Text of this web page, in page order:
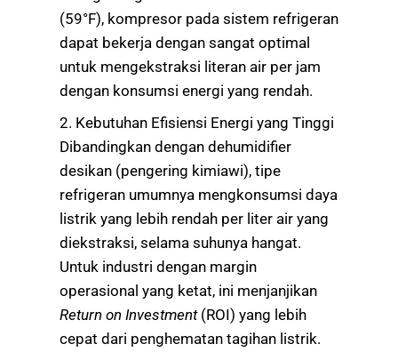
(59°F), kompresor pada sistem refrigeran
dapat bekerja dengan sangat optimal
untuk mengekstraksi literan air per jam
dengan konsumsi energi yang rendah.
2. Kebutuhan Efisiensi Energi yang Tinggi
Dibandingkan dengan dehumidifier
desikan (pengering kimiawi), tipe
refrigeran umumnya mengkonsumsi daya
listrik yang lebih rendah per liter air yang
diekstraksi, selama suhunya hangat.
Untuk industri dengan margin
operasional yang ketat, ini menjanjikan
Return on Investment(ROI) yang lebih
cepat dari penghematan tagihan listrik.